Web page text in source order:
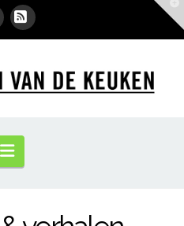
RSS
Navigation